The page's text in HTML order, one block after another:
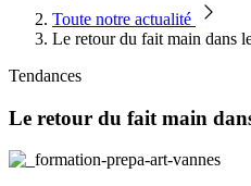
Toute notre actualité
Le retour du fait main dans
Tendances
Le retour du fait main